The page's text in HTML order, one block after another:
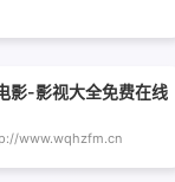
影-影视大全免费在线
www.wqhzfm.cn